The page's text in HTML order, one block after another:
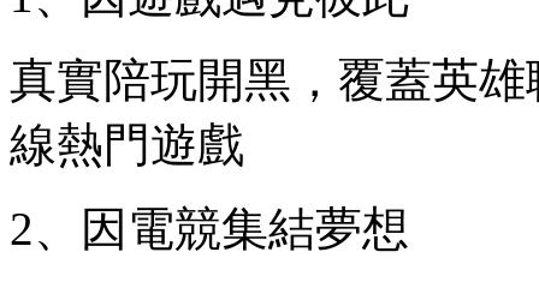
真實陪玩開黑，覆蓋英
線熱門遊戲
2、因電競集結夢想